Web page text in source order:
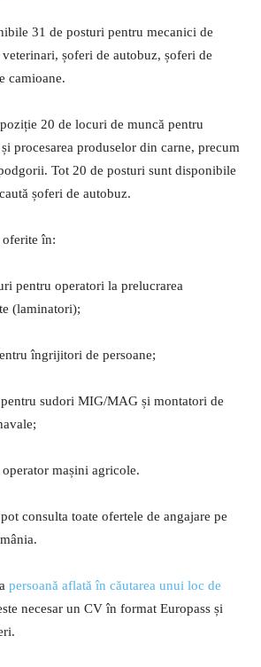
31 de posturi pentru mecanici de
șoferi de autobuz, șoferi de
camioane.
20 de locuri de muncă pentru
procesarea produselor din carne, precum
Tot 20 de posturi sunt disponibile
șoferi de autobuz.
în:
pentru operatori la prelucrarea
(laminatori);
îngrijitori de persoane;
sudori MIG/MAG și montatori de
mașini agricole.
consulta toate ofertele de angajare pe
persoană aflată în căutarea unui loc de
necesar un CV în format Europass și